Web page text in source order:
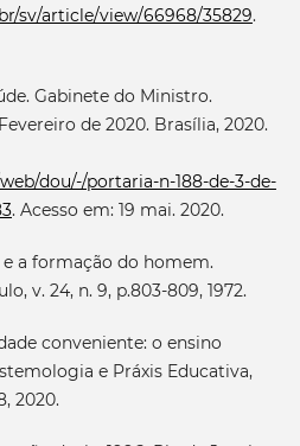
sv/article/view/66968/35829.
Gabinete do Ministro.
de 2020. Brasília, 2020.
dou/-/portaria-n-188-de-3-de-
. Acesso em: 19 mai. 2020.
a formação do homem.
v. 24, n. 9, p.803-809, 1972.
conveniente: o ensino
e Práxis Educativa,
2020.